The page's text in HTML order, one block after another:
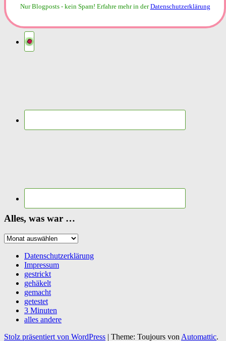
Nur Blogposts - kein Spam! Erfahre mehr in derDatenschutzerklärung
Alles, was war …
Alles,
Datenschutzerklärung
Impressum
gestrickt
gehäkelt
gemacht
getestet
3 Minuten
alles andere
Stolz präsentiert von WordPress | Theme: Toujours von Automattic.